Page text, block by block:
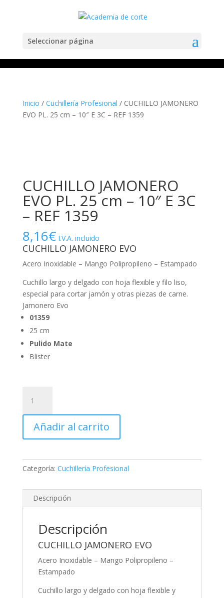
Seleccionar página
Inicio / Cuchillería Profesional / CUCHILLO JAMONERO
EVO PL. 25 cm – 10″ E 3C – REF 1359
CUCHILLO JAMONERO
EVO PL. 25 cm – 10″ E 3C
– REF 1359
8,16€ I.V.A. incluido
CUCHILLO JAMONERO EVO
Acero Inoxidable – Mango Polipropileno – Estampado
Cuchillo largo y delgado con hoja flexible y filo liso,
especial para cortar jamón y otras piezas de carne.
Jamonero Evo
01359
25 cm
Pulido Mate
Blister
JAMONERO
EVO
25
-
10"
-
cantidad
Añadir al carrito
Categoría: Cuchillería Profesional
Descripción
Descripción
CUCHILLO JAMONERO EVO
Acero Inoxidable – Mango Polipropileno –
Estampado
Cuchillo largo y delgado con hoja flexible y